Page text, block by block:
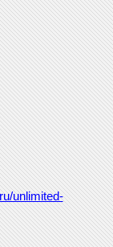
unlimited-